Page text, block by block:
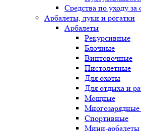
Средства по уходу
Арбалеты, луки и рогатки
Арбалеты
Рекурсивные
Блочные
Винтовочные
Пистолетные
Для охоты
Для отдыха и
Мощные
Многозарядные
Спортивные
Мини-арбалеты